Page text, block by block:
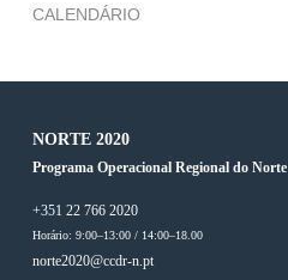
CALENDÁRIO
NORTE 2020
Programa Operacional Regional do Norte
+351 22 766 2020
Horário: 9:00–13:00 / 14:00–18.00
norte2020@ccdr-n.pt